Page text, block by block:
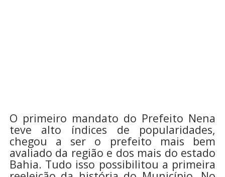
O primeiro mandato do Prefeito Nena
teve alto índices de popularidades,
chegou a ser o prefeito mais bem
avaliado da região e dos mais do estado
Bahia. Tudo isso possibilitou a primeira